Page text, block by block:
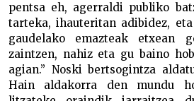
pentsa eh, agerraldi publiko
tarteka, ihauteritan adibidez,
gaudelako emazteak etxean
zaintzen, nahiz eta gu baino
agian.” Noski bertsogintza
Hain aldakorra den mundu